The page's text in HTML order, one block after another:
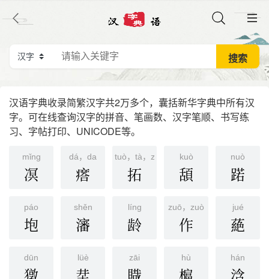
汉语字典收录简繁汉字共2万多个，囊括新华字典中所有汉
字。可在线查询汉字的拼音、笔画数、汉字笔顺、书写练
习、字帖打印、UNICODE等。
mǐnɡ
凕
dá，da
瘩
tuò，tà，zhí
拓
kuò
頢
nuò
蹃
páo
垉
shěn
瀋
línɡ
龄
zuō，zuò
作
jué
蕝
dūn lüè zāi hù hán